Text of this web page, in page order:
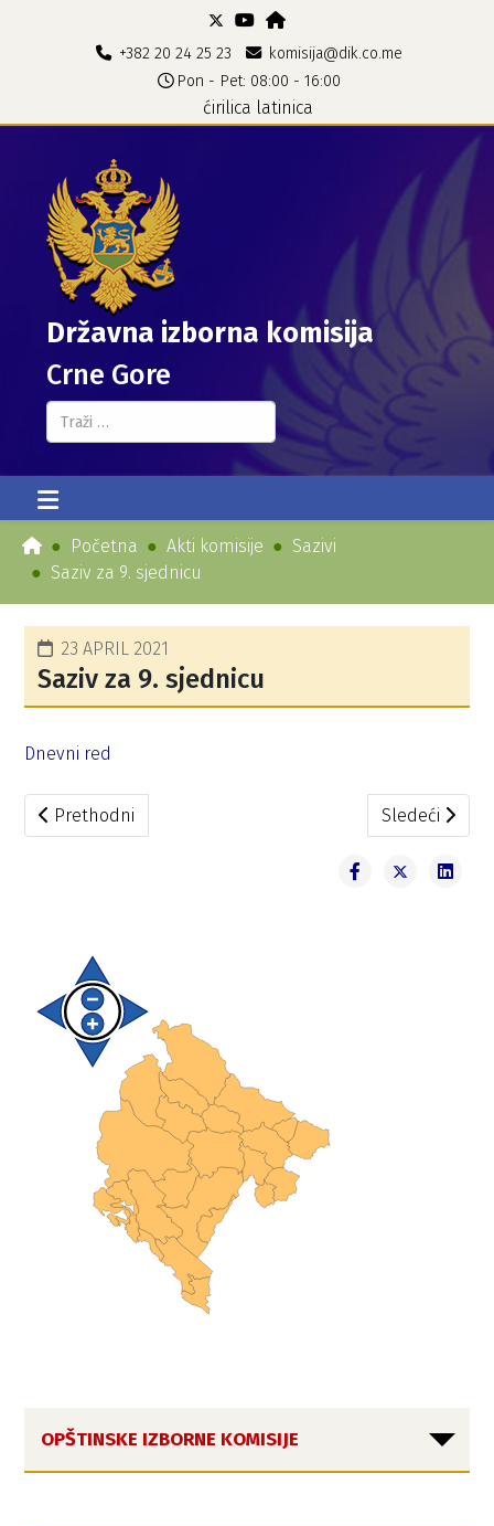
+382 20 24 25 23
komisija@dik.co.me
Pon - Pet: 08:00 - 16:00
ćirilica latinica
Državna izborna komisija
Crne Gore
Pretraga...
Početna Akti komisije
Sazivi
Saziv za 9. sjednicu
23 APRIL 2021
Saziv za 9. sjednicu
Dnevni red
Prethodni članak: Saziv za 10. sjednicu
Prethodni Sledeći
Sledeći
OPŠTINSKE IZBORNE KOMISIJE